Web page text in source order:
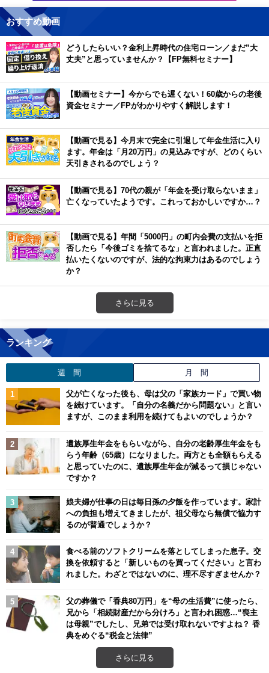
おすすめ動画
どうしたらいい？金利上昇時代の住宅ローン／まだ”大
丈夫”と思っていませんか？【FP無料セミナー】
【動画セミナー】今からでも遅くない！60歳からの老後
資金セミナー／FPがわかりやすく解説します！
【動画で見る】今月末で完全に引退して年金生活に入り
ます。年金は「月20万円」の見込みですが、どのくらい
天引きされるのでしょう？
【動画で見る】70代の親が「年金を受け取らないまま」
亡くなっていたようです。これっておかしいですか…？
【動画で見る】年間「5000円」の町内会費の支払いを拒
否したら「今後ゴミを捨てるな」と言われました。正直
払いたくないのですが、法的な拘束力はあるのでしょう
か？
さらに見る
ランキング
週 間 月 間
父が亡くなった後も、母は父の「家族カード」で買い物
を続けています。「自分の名義だから問題ない」と言い
ますが、このまま利用を続けてもよいのでしょうか？
遺族厚生年金をもらいながら、自分の老齢厚生年金をも
らう年齢（65歳）になりました。両方とも全額もらえる
と思っていたのに、遺族厚生年金が減るって損じゃない
ですか？
娘夫婦が仕事の日は毎日孫の夕飯を作っています。家計
への負担も増えてきましたが、祖父母なら無償で協力す
るのが普通でしょうか？
食べる前のソフトクリームを落としてしまった息子。交
換を依頼すると「新しいものを買ってください」と言わ
れました。わざとではないのに、理不尽すぎませんか？
父の葬儀で「香典80万円」を“母の生活費”に使ったら、
兄から「相続財産だから分けろ」と言われ困惑…“喪主
は母親”でしたし、兄弟では受け取れないですよね？ 香
典をめぐる“税金と法律”
さらに見る